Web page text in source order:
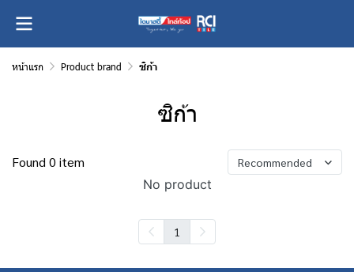
หน้าแรก Product brand ซิก้า
ซิก้า
Found 0 item Recommended
No product
1